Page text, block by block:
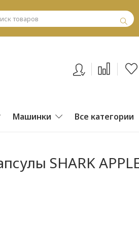
Машинки Все категории
SHARK